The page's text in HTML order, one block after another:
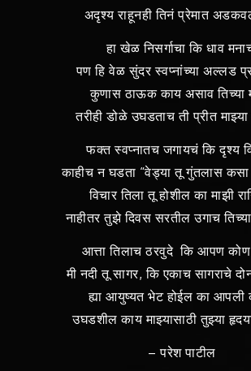
अदृश्य राहूनही तिनं प्रेमात
हा खेळ निसर्गाचा कि धाव
पण हि वेळ सुंदर स्वप्नांच्या अल्लड
कुणास ठाऊक काय असाव तिच्या
तरीही डोळे उघडताच ती प्रीत माझ्या
फक्त स्वप्नातच जगायचं कि दृश्य
काहीच न घडता “वेड्या तू गुंतलास कसा
विचार तिला तू होशील का माझी
नाहीतर तुझे दिवस सरतील उगाच
आत्ता तिलाच ठरवुदे कि आपण कोण
मी नदी तू सागर, कि एकाच सागराचे
ह्या आयुष्यत भेट होईल का आपली
उघडशील काय माझ्यासाठी तुझ्या
– परेश पाटील